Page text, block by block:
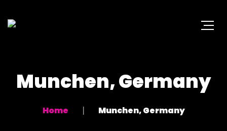
Munchen, Germany
Home Munchen, Germany